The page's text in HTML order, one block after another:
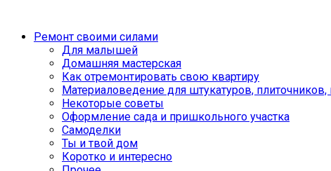
Ремонт своими силами
Для малышей
Домашняя мастерская
Как отремонтировать свою квартиру
Материаловедение для штукатуров,
Некоторые советы
Оформление сада и пришкольного участка
Самоделки
Ты и твой дом
Коротко и интересно